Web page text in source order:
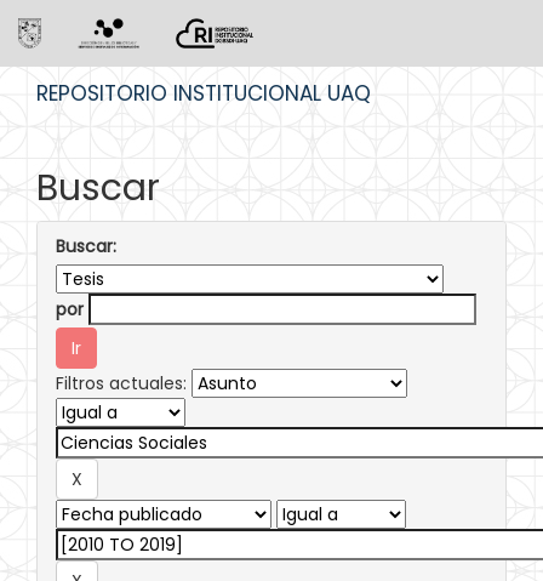
REPOSITORIO INSTITUCIONAL UAQ
Buscar
Buscar:
por
Filtros actuales: